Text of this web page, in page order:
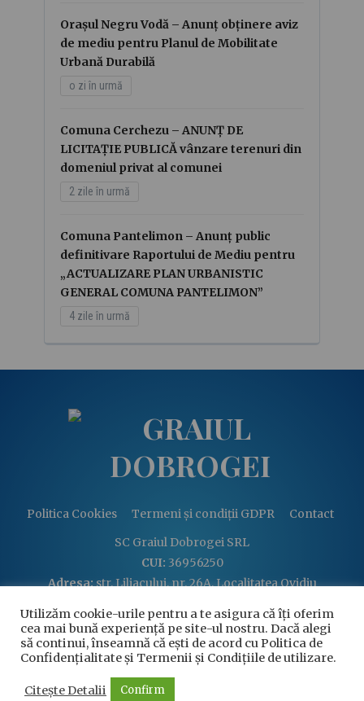
Orașul Negru Vodă – Anunț obținere aviz
de mediu pentru Planul de Mobilitate
Urbană Durabilă
o zi în urmă
Comuna Cerchezu – ANUNȚ DE
LICITAȚIE PUBLICĂ vânzare terenuri din
domeniul privat al comunei
2 zile în urmă
Comuna Pantelimon – Anunț public
definitivare Raportului de Mediu pentru
„ACTUALIZARE PLAN URBANISTIC
GENERAL COMUNA PANTELIMON”
4 zile în urmă
Politica Cookies Termeni și condiții GDPR
Contact
SC Graiul Dobrogei SRL
CUI: 36956250
Adresa:str. Liliacului, nr. 26A, Localitatea Ovidiu
Telefon:+40 760 813 914
Utilizăm cookie-urile pentru a te asigura că îți oferim
cea mai bună experiență pe site-ul nostru. Dacă alegi
să continui, înseamnă că ești de acord cu Politica de
Confidențialitate și Termenii și Condițiile de utilizare.
Citește Detalii Confirm